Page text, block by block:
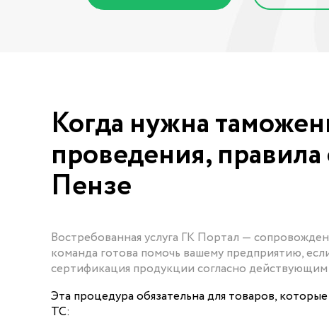
Когда нужна
проведения,
Пензе
Востребованная услуга ГК Портал —
команда готова помочь вашему предприятию,
сертификация продукции согласно действующим
Эта процедура обязательна для товаров,
ТС: